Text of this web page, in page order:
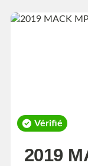
Vérifié
2019